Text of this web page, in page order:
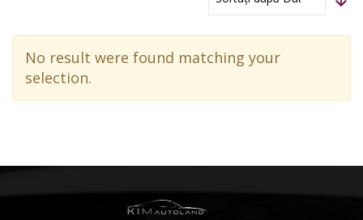
No result were found matching your
selection.